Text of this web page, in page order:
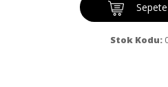
Stok Kodu: